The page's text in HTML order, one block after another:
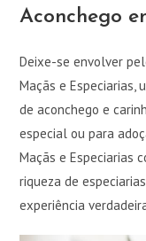
Aconchego
Deixe-se envolver
Maçãs e Especiarias,
de aconchego e
especial ou para
Maçãs e Especiarias
riqueza de
experiência